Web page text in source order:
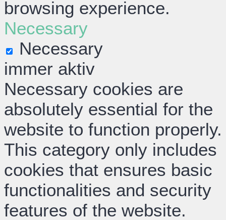
browsing experience.
Necessary
Necessary
immer aktiv
Necessary cookies are
absolutely essential for the
website to function properly.
This category only includes
cookies that ensures basic
functionalities and security
features of the website.